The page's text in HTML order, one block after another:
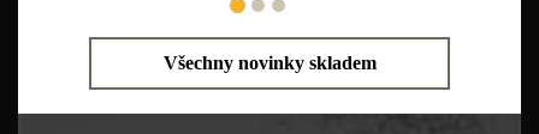
Všechny novinky skladem